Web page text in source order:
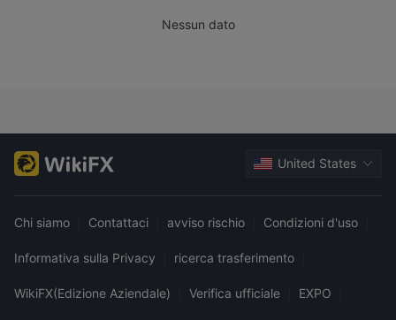
Nessun dato
United States
Chi siamo Contattaci avviso rischio Condizioni d'uso
Informativa sulla Privacy ricerca trasferimento
WikiFX(Edizione Aziendale) Verifica ufficiale EXPO